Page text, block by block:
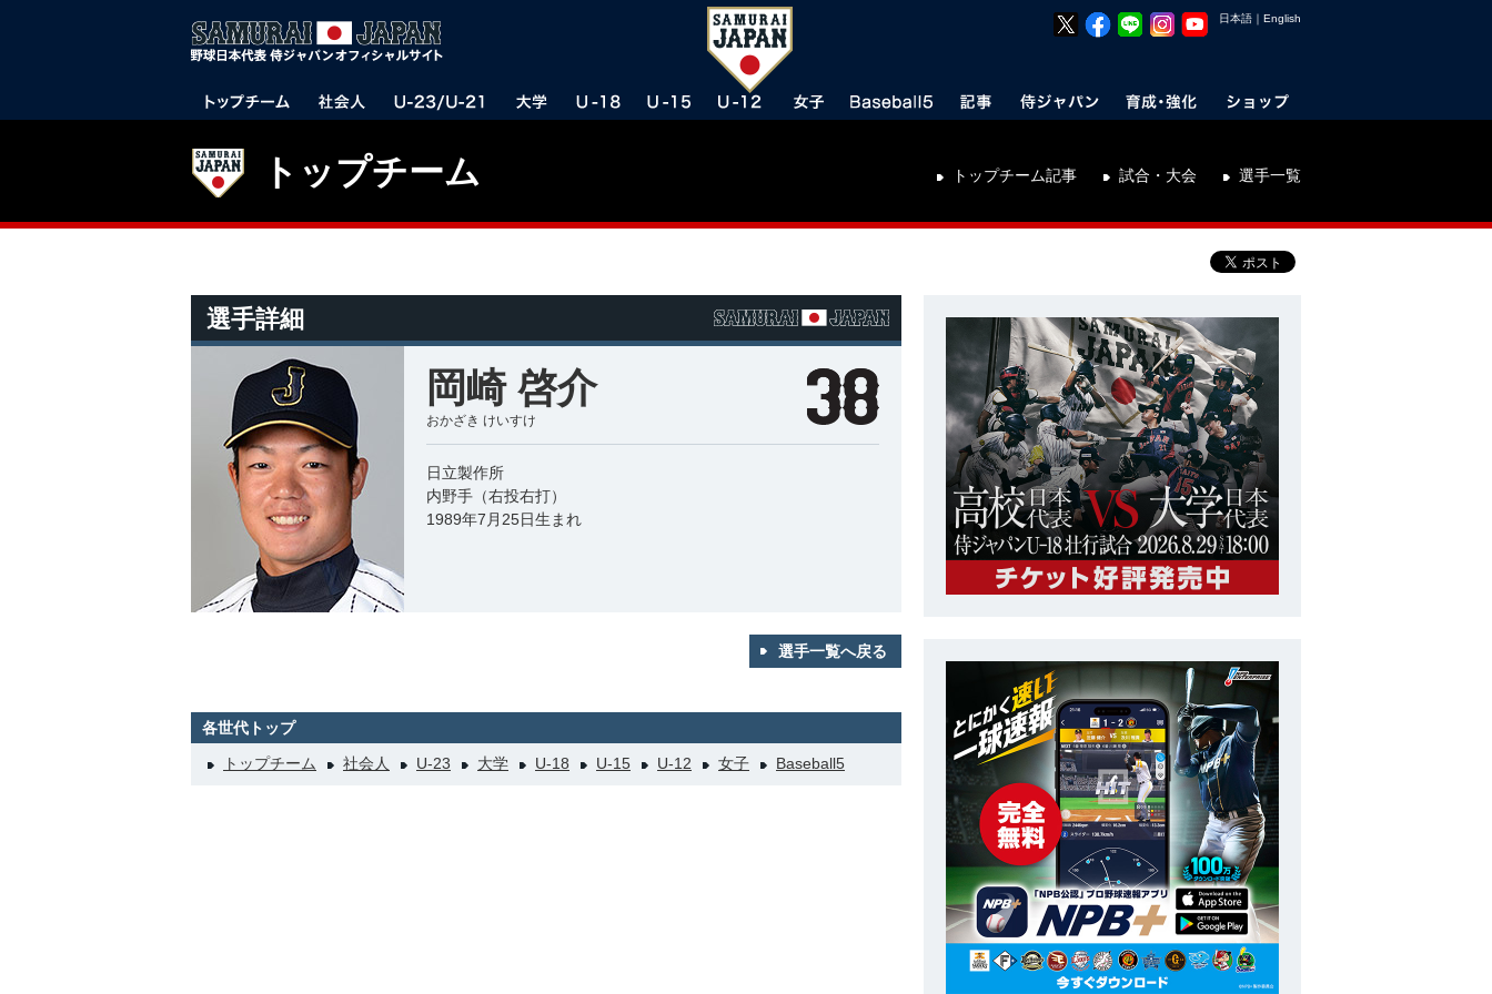
日本語 ｜ English
トップチーム トップチーム記事 試合・大会 選手一覧
選手詳細
岡崎 啓介
おかざき けいすけ
日立製作所
内野手（右投右打）
1989年7月25日生まれ
選手一覧へ戻る
各世代トップ
トップチーム
社会人 U-23 大学 U-18 U-15 U-12 女子 Baseball5